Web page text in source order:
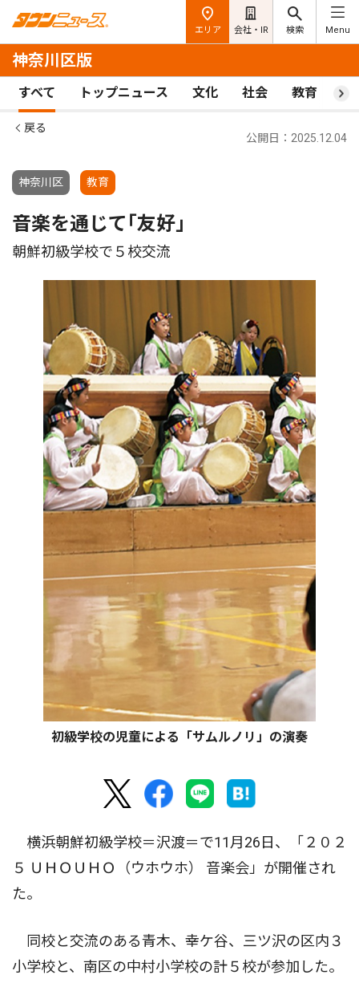
エリア 会社・IR 検索 Menu
神奈川区版
すべて トップニュース 文化 社会 教育 ス
戻る
神奈川区 教育
公開日：2025.12.04
音楽を通じて｢友好｣
朝鮮初級学校で５校交流
初級学校の児童による「サムルノリ」の演奏
横浜朝鮮初級学校＝沢渡＝で11月26日、「２０２
５ ＵＨＯＵＨＯ（ウホウホ） 音楽会」が開催され
た。
同校と交流のある青木、幸ケ谷、三ツ沢の区内３
小学校と、南区の中村小学校の計５校が参加した。